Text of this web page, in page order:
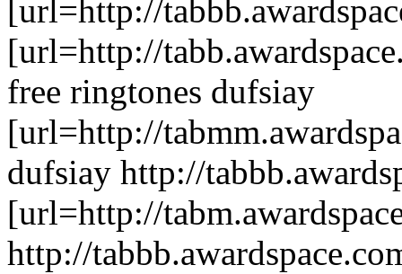
[url=http://
[url=http://
free ringtones dufsiay
[url=http://
dufsiay http://
[url=http://
http://